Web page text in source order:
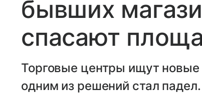
бывших
спасают
Торговые центры ищут новые
одним из решений стал падел.